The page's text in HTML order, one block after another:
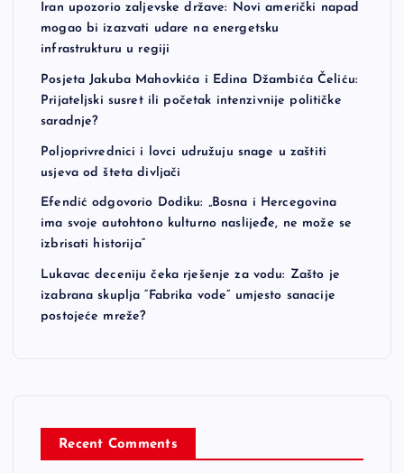
i
n
a
t
i
n
Iran upozorio zaljevske države: Novi američki napad
mogao bi izazvati udare na energetsku
infrastrukturu u regiji
Posjeta Jakuba Mahovkića i Edina Džambića Čeliću:
Prijateljski susret ili početak intenzivnije političke
saradnje?
Poljoprivrednici i lovci udružuju snage u zaštiti
usjeva od šteta divljači
Efendić odgovorio Dodiku: „Bosna i Hercegovina
ima svoje autohtono kulturno naslijeđe, ne može se
izbrisati historija“
Lukavac deceniju čeka rješenje za vodu: Zašto je
izabrana skuplja “Fabrika vode” umjesto sanacije
postojeće mreže?
Recent Comments